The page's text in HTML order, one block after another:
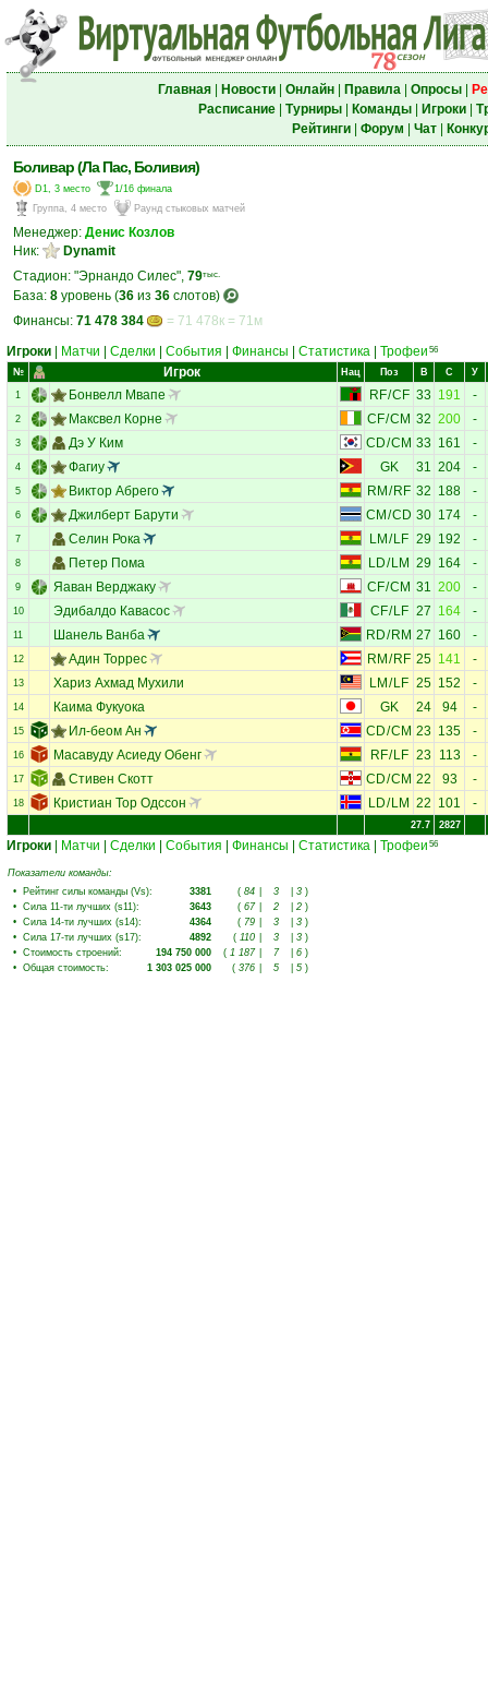
Главная| Новости| Онлайн| Правила| Опросы|
Расписание| Турниры| Команды| Игроки|
Рейтинги| Форум Чат|
Боливар (Ла Пас, Боливия)
D1, 3 место
1/16 финала
Группа, 4 место
Раунд стыковых матчей
Менеджер: Денис Козлов
Ник:
Dynamit
Стадион: "Эрнандо Силес", 79тыс.
База: 8 уровень (36 из 36 слотов)
Финансы: 71 478 384
= 71 478к = 71м
Игроки
Матчи Сделки События Финансы Статистика Трофеи 56
№ Игрок Нац Поз В С У
1 Бонвелл Мвапе RF/CF 33 191 -
2 Максвел Корне CF/CM 32 200 -
3 Дэ У Ким CD/CM 33 161 -
4 Фагиу GK 31 204 -
5 Виктор Абрего RM / RF 32 188 -
6 Джилберт Барути CM /CD 30 174 -
7 Селин Рока LM / LF 29 192 -
8 Петер Пома LD/ LM 29 164 -
9 Яаван Верджаку CF/CM 31 200 -
10 Эдибалдо Кавасос CF/LF 27 164 -
11 Шанель Ванба RD/ RM 27 160 -
12 Адин Торрес RM / RF 25 141 -
13 Хариз Ахмад Мухили LM / LF 25 152 -
14 Каима Фукуока GK 24 94 -
15 Ил-беом Ан CD/CM 23 135 -
16 Масавуду Асиеду Обенг RF/LF 23 113 -
17 Стивен Скотт CD/CM 22 93 -
18 Кристиан Тор Одссон LD/ LM 22 101 -
27.7 2827
Игроки Матчи Сделки События Финансы Статистика Трофеи 56
Показатели команды:
• Рейтинг силы команды (Vs): 3381 ( 84 3 3 )
• Сила 11-ти лучших (s11): 3643 ( 67 2 2 )
• Сила 14-ти лучших (s14): 4364 ( 79 3 3 )
• Сила 17-ти лучших (s17): 4892 ( 110 3 3 )
• Стоимость строений: 194 750 000 ( 1 187 7 6 )
• Общая стоимость: 1 303 025 000 ( 376 5 5 )